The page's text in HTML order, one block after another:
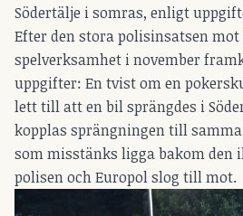
Södertälje i somras, enligt
Efter den stora polisinsatsen
spelverksamhet i november
uppgifter: En tvist om en
lett till att en bil sprängdes i
kopplas sprängningen till
som misstänks ligga bakom den
polisen och Europol slog till mot.